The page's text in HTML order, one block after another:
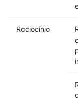
Raciocínio